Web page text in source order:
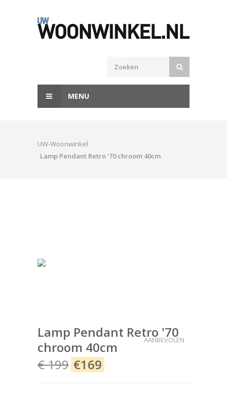
MENU
UW-Woonwinkel
Lamp Pendant Retro '70 chroom 40cm
Lamp Pendant Retro '70
chroom 40cm
€ 199 €169
AANBEVOLEN